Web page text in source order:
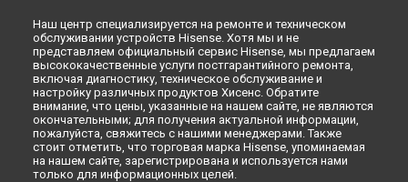
Наш центр специализируется на ремонте и техническом
обслуживании устройств Hisense. Хотя мы и не
представляем официальный сервис Hisense, мы предлагаем
высококачественные услуги постгарантийного ремонта,
включая диагностику, техническое обслуживание и
настройку различных продуктов Хисенс. Обратите
внимание, что цены, указанные на нашем сайте, не являются
окончательными; для получения актуальной информации,
пожалуйста, свяжитесь с нашими менеджерами. Также
стоит отметить, что торговая марка Hisense, упоминаемая
на нашем сайте, зарегистрирована и используется нами
только для информационных целей.